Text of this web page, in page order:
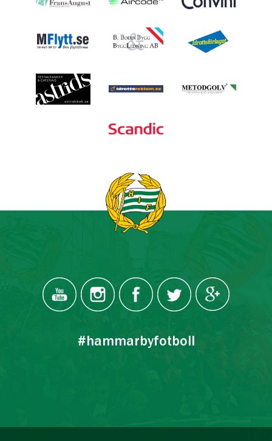
#hammarbyfotboll